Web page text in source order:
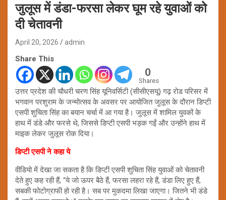
जुलूस में डंडा-फरसा लेकर घूम रहे युवाओं को
दी चेतावनी
April 20, 2026 admin
Share This
0
Shares
उत्तर प्रदेश की चौधरी चरण सिंह यूनिवर्सिटी (सीसीएसयू) गढ़ रोड परिसर में
भगवान परशुराम के जन्मोत्सव के अवसर पर आयोजित जुलूस के दौरान डिप्टी
एसपी शुचिता सिंह का बयान चर्चा में आ गया है। जुलूस में शामिल युवकों के
हाथ में डंडे और फरसे थे, जिससे डिप्टी एसपी भड़क गईं और उन्होंने हाथ में
माइक लेकर जुलूस रोक दिया।
डिप्टी एसपी ने कहा ये
वीडियो में देखा जा सकता है कि डिप्टी एसपी शुचिता सिंह युवाओं को चेतावनी
देते हुए कह रही हैं, “ये जो ऊपर बैठे हैं, फरसा लहरा रहे हैं, डंडा लिए हुए हैं,
सबकी फोटोग्राफी हो रही है। सब पर मुकदमा लिखा जाएगा। जितने भी डंडे